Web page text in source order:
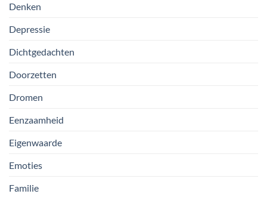
Denken
Depressie
Dichtgedachten
Doorzetten
Dromen
Eenzaamheid
Eigenwaarde
Emoties
Familie